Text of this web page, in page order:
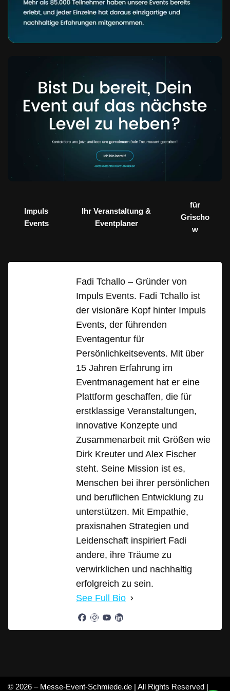
Impuls
Events
Ihr Veranstaltung &
Eventplaner
für
Grischo
w
Fadi Tchallo – Gründer von
Impuls Events. Fadi Tchallo ist
der visionäre Kopf hinter Impuls
Events, der führenden
Eventagentur für
Persönlichkeitsevents. Mit über
15 Jahren Erfahrung im
Eventmanagement hat er eine
Plattform geschaffen, die für
erstklassige Veranstaltungen,
innovative Konzepte und
Zusammenarbeit mit Größen wie
Dirk Kreuter und Alex Fischer
steht. Seine Mission ist es,
Menschen bei ihrer persönlichen
und beruflichen Entwicklung zu
unterstützen. Mit Empathie,
praxisnahen Strategien und
Leidenschaft inspiriert Fadi
andere, ihre Träume zu
verwirklichen und nachhaltig
erfolgreich zu sein.
See Full Bio
© 2026 – Messe-Event-Schmiede.de | All Rights Reserved |